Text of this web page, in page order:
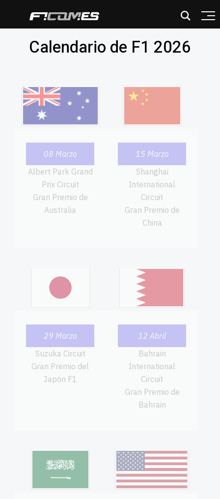
Calendario de F1 2026
08 Marzo
Albert Park Grand
Prix Circuit
Gran Premio de
Australia
15 Marzo
Shanghai
International
Circuit
Gran Premio de
China
29 Marzo
Suzuka Circuit
Gran Premio del
Japón F1
12 Abril
Bahrain
International
Circuit
Gran Premio de
Bahrain